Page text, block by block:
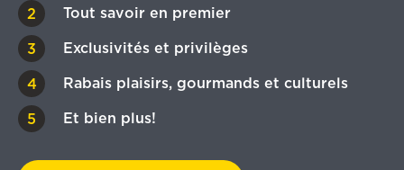
Tout savoir en premier
Exclusivités et privilèges
Rabais plaisirs, gourmands et culturels
Et bien plus!